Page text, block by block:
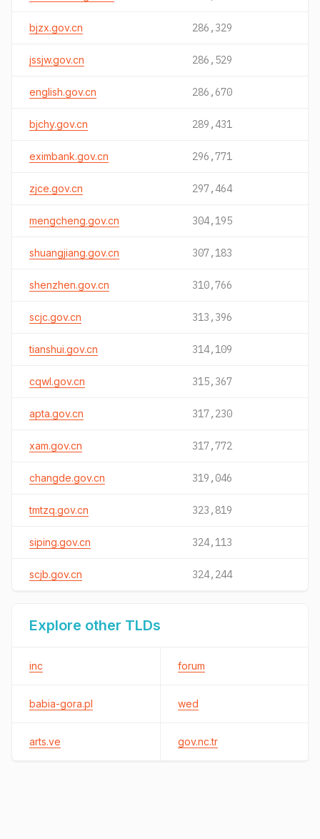
bjzx.gov.cn 286,329
jssjw.gov.cn 286,529
english.gov.cn 286,670
bjchy.gov.cn 289,431
eximbank.gov.cn 296,771
zjce.gov.cn 297,464
mengcheng.gov.cn 304,195
shuangjiang.gov.cn 307,183
shenzhen.gov.cn 310,766
scjc.gov.cn 313,396
tianshui.gov.cn 314,109
cqwl.gov.cn 315,367
apta.gov.cn 317,230
xam.gov.cn 317,772
changde.gov.cn 319,046
tmtzq.gov.cn 323,819
siping.gov.cn 324,113
scjb.gov.cn 324,244
Explore other TLDs
inc forum
babia-gora.pl wed
arts.ve gov.nc.tr